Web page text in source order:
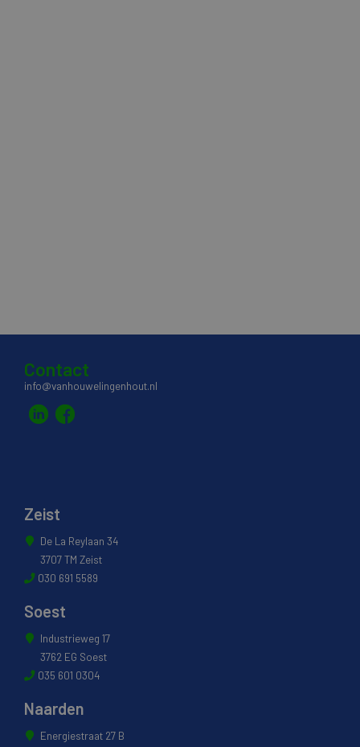
Contact
info@vanhouwelingenhout.nl
Zeist
De La Reylaan 34
3707 TM Zeist
030 691 5589
Soest
Industrieweg 17
3762 EG Soest
035 601 0304
Naarden
Energiestraat 27 B